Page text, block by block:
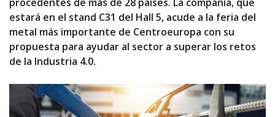
estará en el stand C31 del Hall 5, acude a la feria del
metal más importante de Centroeuropa con su
propuesta para ayudar al sector a superar los retos
de la Industria 4.0.